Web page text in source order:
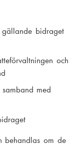
bidraget
och
med
behandlas om de